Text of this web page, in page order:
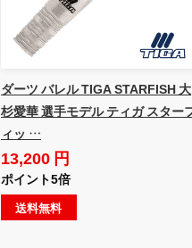
ダーツ バレル TIGA STARFISH 大
杉愛華 選手モデル ティガ スター
ィッ …
13,200 円
ポイント5倍
送料無料